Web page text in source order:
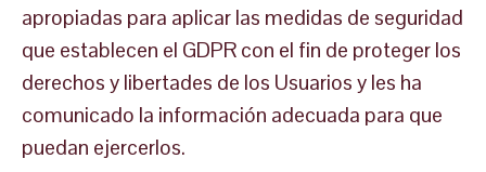
apropiadas para aplicar las medidas de seguridad
que establecen el GDPR con el fin de proteger los
derechos y libertades de los Usuarios y les ha
comunicado la información adecuada para que
puedan ejercerlos.